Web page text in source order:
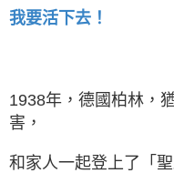
我要活下去！
1938年，德國柏林，
害，
和家人一起登上了「